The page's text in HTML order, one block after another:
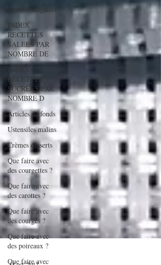
recettes soup&co
INDEX
RECETTES
SALEES PAR
NOMBRE DE
INDEX
RECETTES
SUCREES PAR
NOMBRE D
Articles de fonds
Ustensiles malins
Crèmes desserts
Que faire avec
des courgettes ?
Que faire avec
des carottes ?
Que faire avec
des courges ?
Que faire avec
des poireaux ?
Que faire avec